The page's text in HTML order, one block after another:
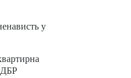
у
ДБР